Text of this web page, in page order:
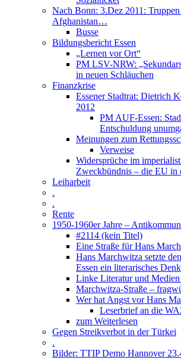
Nach Bonn: 3.Dez 2011: Truppen
Afghanistan…
Busse
Bildungsbericht Essen
„Lernen vor Ort“
PM LSV-NRW:
in neuen Schläuchen
Finanzkrise
Essener Stadtrat: Dietrich
2012
PM AUF-Essen:
Entschuldung
Meinungen zum
Verweise
Widersprüche im
Zweckbündnis – die EU in
Leiharbeit
.
.
Rente
1950-1960er Jahre –
#2114 (kein Titel)
Eine Straße für Hans
Hans Marchwitza setzte
Essen ein literarisches
Linke Literatur und Medien
Marchwitza-Straße –
Wer hat Angst vor Hans
Leserbrief an die
zum Weiterlesen
Gegen Streikverbot in der Türkei
.
Bilder: TTIP Demo Hannover